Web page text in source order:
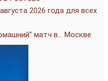
2026 года для всех
матч в… Москве